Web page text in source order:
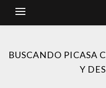
BUSCANDO PICASA
Y